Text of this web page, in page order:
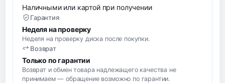
Наличными или картой при получении
Гарантия
Неделя на проверку
Неделя на проверку диска после покупки.
Возврат
Только по гарантии
Возврат и обмен товара надлежащего качества не
принимаем — обращение возможно по гарантии.